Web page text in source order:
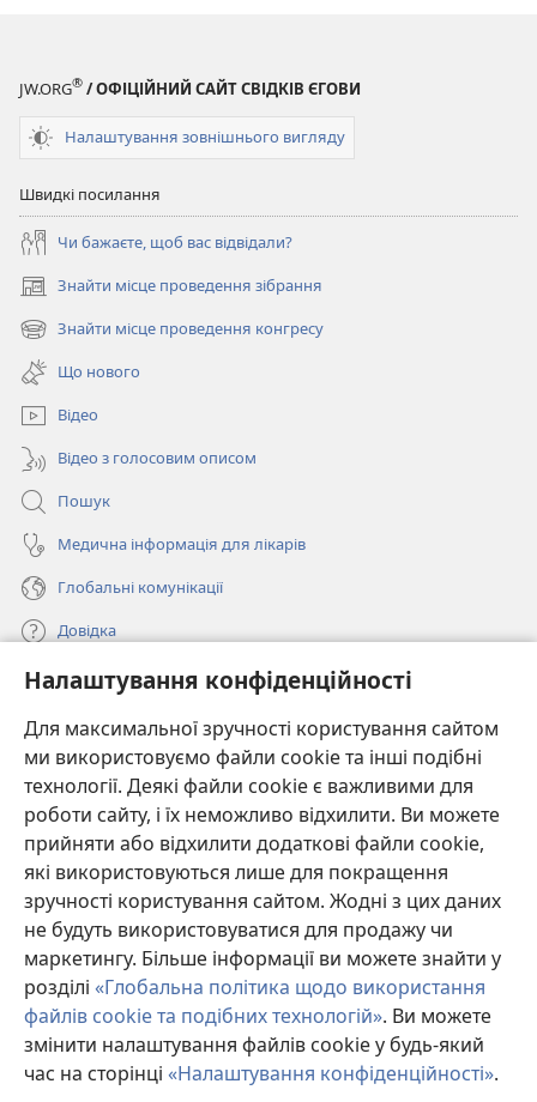
Налаштування конфіденційності
Для максимальної зручності користування сайтом
ми використовуємо файли cookie та інші подібні
технології. Деякі файли cookie є важливими для
роботи сайту, і їх неможливо відхилити. Ви можете
прийняти або відхилити додаткові файли cookie,
які використовуються лише для покращення
зручності користування сайтом. Жодні з цих даних
не будуть використовуватися для продажу чи
маркетингу. Більше інформації ви можете знайти у
розділі «Глобальна політика щодо використання
файлів cookie та подібних технологій». Ви можете
змінити налаштування файлів cookie у будь-який
час на сторінці «Налаштування конфіденційності».
JW.ORG® / ОФІЦІЙНИЙ САЙТ СВІДКІВ ЄГОВИ
Налаштування зовнішнього вигляду
Швидкі посилання
Чи бажаєте, щоб вас відвідали?
Знайти місце проведення зібрання
(відкривається
у
новому
вікні)
Знайти місце проведення конгресу
(відкривається
новому
вікні)
Що нового
Відео
Відео з голосовим описом
Пошук
Медична інформація для лікарів
Глобальні комунікації
Довідка
Пожертви
(відкривається
у
новому
вікні)
ОНЛАЙН-БІБЛІОТЕКА Товариства «Вартова башта»™
(відкривається
у
новому
вікні)
JW Hub ®
(відкривається
у
новомуJW Library
Watchtower Library
Copyright© 2026 Watch Tower Bible and Tract Society of Pennsylvania.
УМОВИ ВИКОРИСТАННЯ|ПОЛІТИКА КОНФІДЕНЦІЙНОСТІ
НАЛАШТУВАННЯ КОНФІДЕНЦІЙНОСТІ